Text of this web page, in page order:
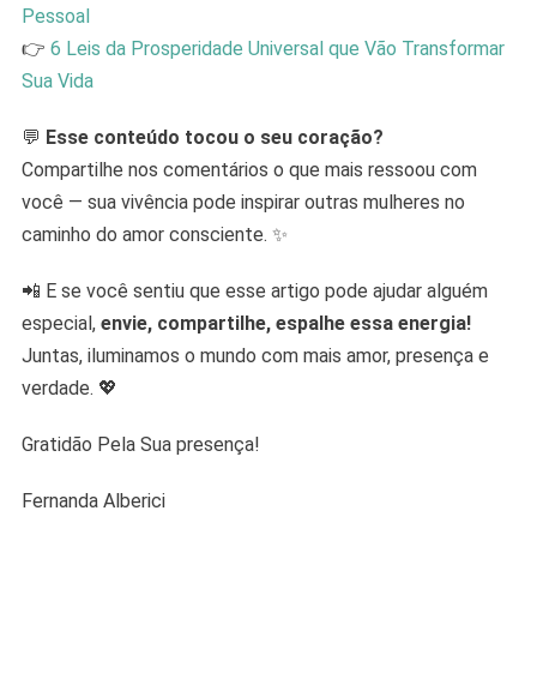
Pessoal
👉 6 Leis da Prosperidade Universal que Vão Transformar
Sua Vida
💬 Esse conteúdo tocou o seu coração?
Compartilhe nos comentários o que mais ressoou com
você — sua vivência pode inspirar outras mulheres no
caminho do amor consciente. ✨
📲 E se você sentiu que esse artigo pode ajudar alguém
especial, envie, compartilhe, espalhe essa energia!
Juntas, iluminamos o mundo com mais amor, presença e
verdade. 💖
Gratidão Pela Sua presença!
Fernanda Alberici